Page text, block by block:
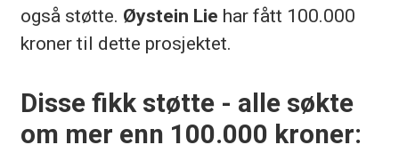
også støtte. Øystein Lie har fått 100.000
kroner til dette prosjektet.
Disse fikk støtte - alle søkte
om mer enn 100.000 kroner: